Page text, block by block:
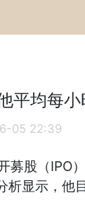
平均每
05 22:39
募股（IPO
析显示，他